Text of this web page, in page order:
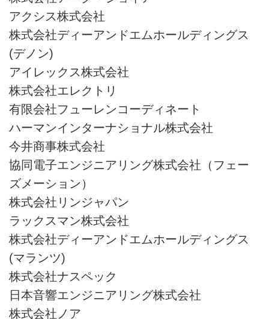
アクシス株式会社
株式会社ディーアンドエムホールディングス
(デノン)
アイレックス株式会社
株式会社エレクトリ
有限会社フューレンコーディネート
ハーマンインターナショナル株式会社
今井商事株式会社
協同電子エンジニアリング株式会社（フェー
ズメーション）
株式会社リンジャパン
ラックスマン株式会社
株式会社ディーアンドエムホールディングス
(マランツ)
株式会社ナスペック
日本音響エンジニアリング株式会社
株式会社ノア